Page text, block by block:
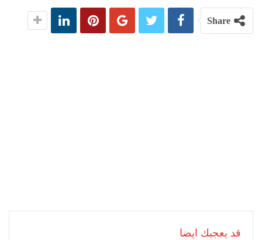
Share
قد يعجبك ايضا